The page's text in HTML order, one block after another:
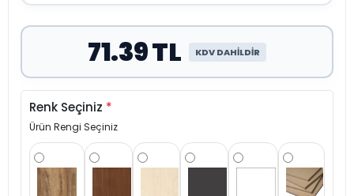
71.39 TL KDV DAHİLDİR
Renk Seçiniz *
Ürün Rengi Seçiniz